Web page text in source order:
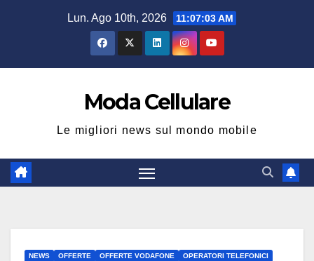
Lun. Ago 10th, 2026 11:07:03 AM
Moda Cellulare
Le migliori news sul mondo mobile
NEWS OFFERTE OFFERTE VODAFONE
OPERATORI TELEFONICI